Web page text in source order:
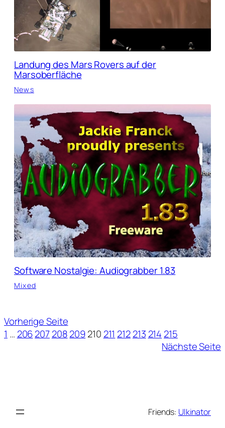
Landung des Mars Rovers auf der
Marsoberfläche
News
Software Nostalgie: Audiograbber 1.83
Mixed
Vorherige Seite
1 … 206207208209210 211 212213 214 215
Nächste Seite
Friends: Ulkinator